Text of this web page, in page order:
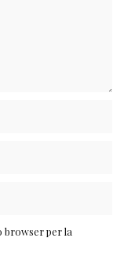
browser per la